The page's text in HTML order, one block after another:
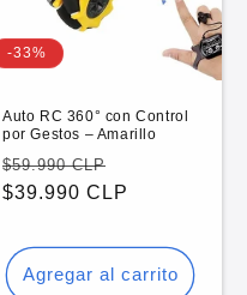
-33%
Auto RC 360° con Control
por Gestos – Amarillo
Precio
habitual
$59.990 CLP
de
$39.990 CLP
Agregar al carrito